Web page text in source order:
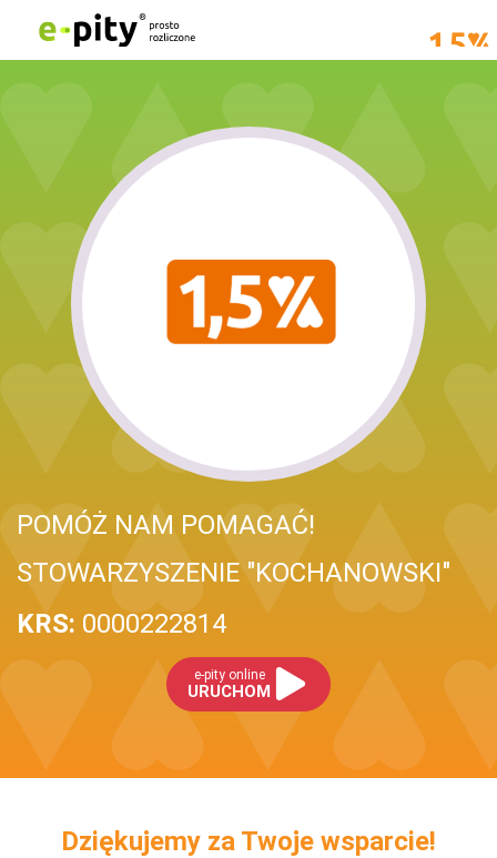
POMÓŻ NAM POMAGAĆ!
STOWARZYSZENIE "KOCHANOWSKI"
KRS: 0000222814
e-pity online
URUCHOM
Dziękujemy za Twoje wsparcie!